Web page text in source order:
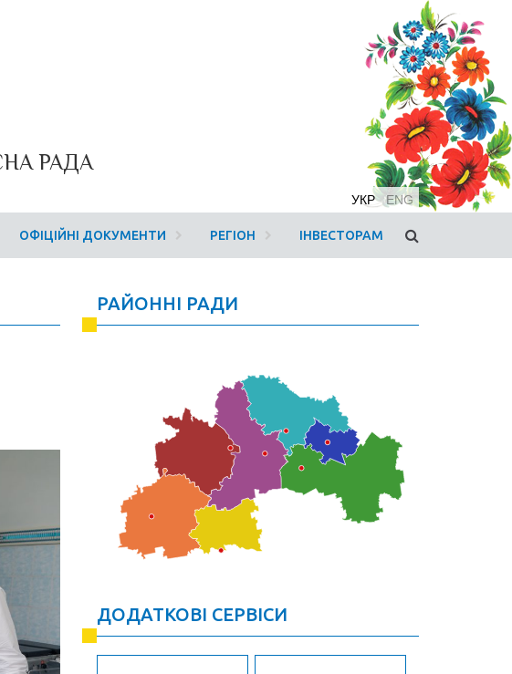
РАДА
УКР ENG
ОФІЦІЙНІ ДОКУМЕНТИ РЕГІОН ІНВЕСТОРАМ
РАЙОННІ РАДИ
ДОДАТКОВІ СЕРВІСИ